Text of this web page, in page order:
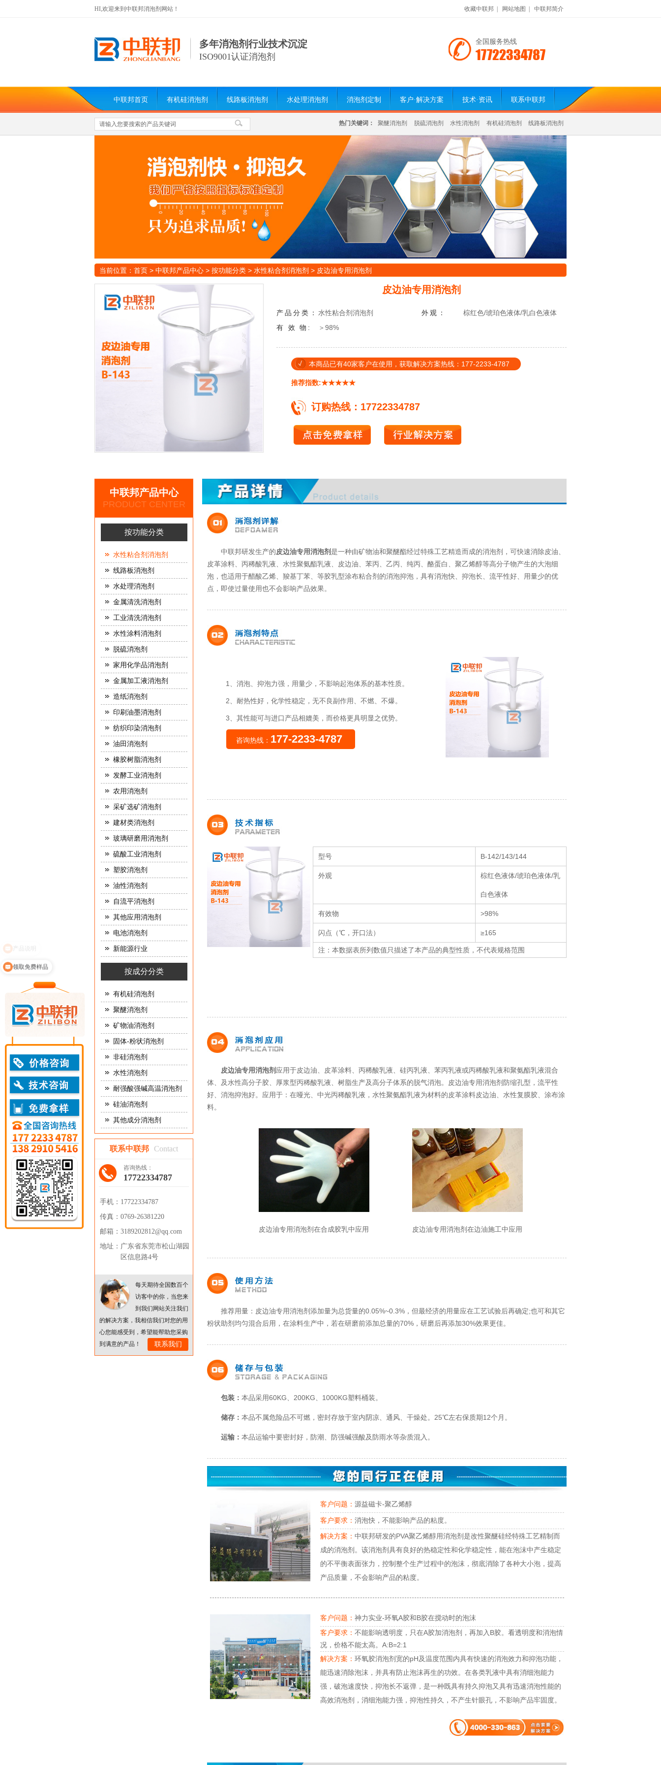
收藏中联邦 网站地图 中联邦简介
HI,欢迎来到中联邦消泡剂网站！
多年消泡剂行业技术沉淀
ISO9001认证消泡剂
全国服务热线
17722334787
中联邦首页 有机硅消泡剂 线路板消泡剂 水处理消泡剂 消泡剂定制 客户·解决方案 技术·资讯 联系中联邦
热门关键词： 聚醚消泡剂 脱硫消泡剂 水性消泡剂 有机硅消泡剂 线路板消泡剂
当前位置： 首页 > 中联邦产品中心 > 按功能分类 > 水性粘合剂消泡剂 > 皮边油专用消泡剂
皮边油专用消泡剂
产品分类： 水性粘合剂消泡剂 外观：
棕红色/琥珀色液体/乳白色液体
有
效 物: ＞98%
本商品已有40家客户在使用，获取解决方案热线：177-2233-4787
推荐指数:★★★★★
订购热线：17722334787
中联邦产品中心
PRODUCT CENTER
按功能分类
水性粘合剂消泡剂
线路板消泡剂
水处理消泡剂
金属清洗消泡剂
工业清洗消泡剂
水性涂料消泡剂
脱硫消泡剂
家用化学品消泡剂
金属加工液消泡剂
造纸消泡剂
印刷油墨消泡剂
纺织印染消泡剂
油田消泡剂
橡胶树脂消泡剂
发酵工业消泡剂
农用消泡剂
采矿选矿消泡剂
建材类消泡剂
玻璃研磨用消泡剂
硫酸工业消泡剂
塑胶消泡剂
油性消泡剂
自流平消泡剂
其他应用消泡剂
电池消泡剂
新能源行业
按成分分类
有机硅消泡剂
聚醚消泡剂
矿物油消泡剂
固体-粉状消泡剂
非硅消泡剂
水性消泡剂
耐强酸强碱高温消泡剂
硅油消泡剂
其他成分消泡剂
联系中联邦 Contact
咨询热线：
17722334787
手机： 17722334787
传真： 0769-26381220
邮箱： 3189202812@qq.com
地址： 广东省东莞市松山湖园
区信息路4号
每天期待全国数百个
访客中的你，当您来
到我们网站关注我们
的解决方案，我相信我们对您的用
心您能感受到，希望能帮助您采购
到满意的产品！
联系我们
中联邦研发生产的皮边油专用消泡剂是一种由矿物油和聚醚酯经过特殊工艺精造而成的消泡剂，可快速消除皮油、
皮革涂料、丙稀酸乳液、水性聚氨酯乳液、皮边油、苯丙、乙丙、纯丙、酪蛋白、聚乙烯醇等高分子物产生的大泡细
泡，也适用于醋酸乙烯、羧基丁苯、等胶乳型涂布粘合剂的消泡抑泡，具有消泡快、抑泡长、流平性好、用量少的优
点，即使过量使用也不会影响产品效果。
1、消泡、抑泡力强，用量少，不影响起泡体系的基本性质。
2、耐热性好，化学性稳定，无不良副作用、不燃、不爆。
3、其性能可与进口产品相媲美，而价格更具明显之优势。
咨询热线： 177-2233-4787
型号 B-142/143/144
外观 棕红色液体/琥珀色液体/乳
白色液体
有效物 >98%
闪点（℃，开口法） ≥165
注：本数据表所列数值只描述了本产品的典型性质，不代表规格范围
皮边油专用消泡剂应用于皮边油、皮革涂料、丙稀酸乳液、硅丙乳液、苯丙乳液或丙稀酸乳液和聚氨酯乳液混合
体、及水性高分子胶、厚浆型丙稀酸乳液、树脂生产及高分子体系的脱气消泡。皮边油专用消泡剂防缩孔型，流平性
好、消泡抑泡好。应用于：在哑光、中光丙稀酸乳液，水性聚氨酯乳液为材料的皮革涂料皮边油、水性复膜胶、涂布涂
料。
皮边油专用消泡剂在合成胶乳中应用 皮边油专用消泡剂在边油施工中应用
推荐用量：皮边油专用消泡剂添加量为总货量的0.05%~0.3% ，但最经济的用量应在工艺试验后再确定;也可和其它
粉状助剂均匀混合后用，在涂料生产中，若在研磨前添加总量的70%，研磨后再添加30%效果更佳。
包装： 本品采用60KG、200KG、1000KG塑料桶装。
储存： 本品不属危险品不可燃，密封存放于室内阴凉、通风、干燥处。25℃左右保质期12个月。
运输： 本品运输中要密封好，防潮、防强碱强酸及防雨水等杂质混入。
客户问题： 源益磁卡-聚乙烯醇
客户要求： 消泡快，不能影响产品的粘度。
解决方案： 中联邦研发的PVA聚乙烯醇用消泡剂是改性聚醚硅经特殊工艺精制而
成的消泡剂。该消泡剂具有良好的热稳定性和化学稳定性，能在泡沫中产生稳定
的不平衡表面张力，控制整个生产过程中的泡沫，彻底消除了各种大小泡，提高
产品质量，不会影响产品的粘度。
客户问题： 神力实业-环氧A胶和B胶在搅动时的泡沫
客户要求： 不能影响透明度，只在A胶加消泡剂，再加入B胶。看透明度和消泡情
况，价格不能太高。A:B=2:1
解决方案： 环氧胶消泡剂宽的pH及温度范围内具有快速的消泡效力和抑泡功能，
能迅速消除泡沫，并具有防止泡沫再生的功效。在各类乳液中具有消细泡能力
强，破泡速度快，抑泡长不返弹，是一种既具有持久抑泡又具有迅速消泡性能的
高效消泡剂，消细泡能力强，抑泡性持久，不产生针眼孔，不影响产品牢固度。
领取免费样品